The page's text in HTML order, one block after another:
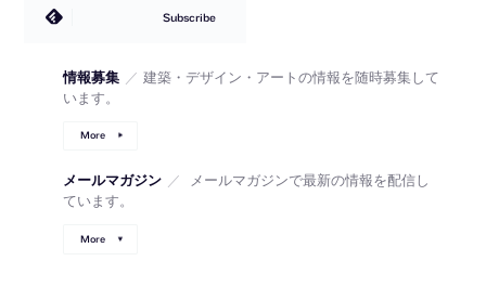
Subscribe
情報募集 ／ 建築・デザイン・アートの情報を随時募集して
います。
More
メールマガジン ／
メールマガジンで最新の情報を配信し
ています。
More